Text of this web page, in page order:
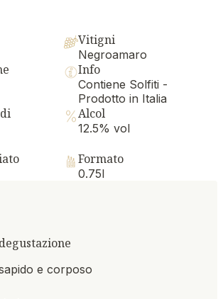
Vitigni
Negroamaro
Info
Contiene Solfiti -
Prodotto in Italia
Alcol
12.5% vol
Formato
0.75l
e corposo